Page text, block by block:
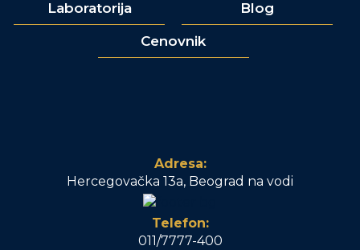
Laboratorija Blog
Cenovnik
Adresa:
Hercegovačka 13a, Beograd na vodi
Telefon:
011/7777-400